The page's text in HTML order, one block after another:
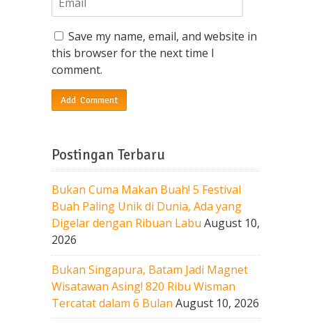
Save my name, email, and website in
this browser for the next time I
comment.
Postingan Terbaru
Bukan Cuma Makan Buah! 5 Festival
Buah Paling Unik di Dunia, Ada yang
Digelar dengan Ribuan Labu August 10,
2026
Bukan Singapura, Batam Jadi Magnet
Wisatawan Asing! 820 Ribu Wisman
Tercatat dalam 6 Bulan August 10, 2026